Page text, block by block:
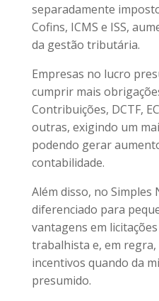
separadamente
Cofins, ICMS e ISS,
da gestão tributária.
Empresas no lucro
cumprir mais
Contribuições, DCTF,
outras, exigindo um
podendo gerar
contabilidade.
Além disso, no
diferenciado para
vantagens em
trabalhista e, em regra,
incentivos quando da
presumido.